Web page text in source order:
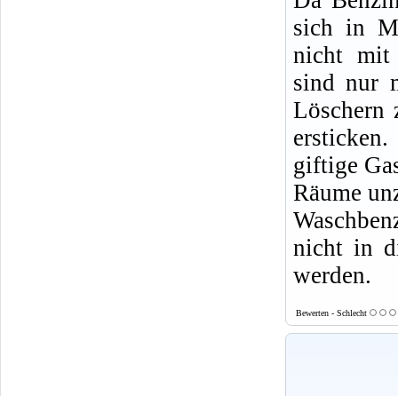
sich in
nicht mit
sind nur
Löschern
giftige
Räume
nicht in
werden.
Bewerten - Schlecht